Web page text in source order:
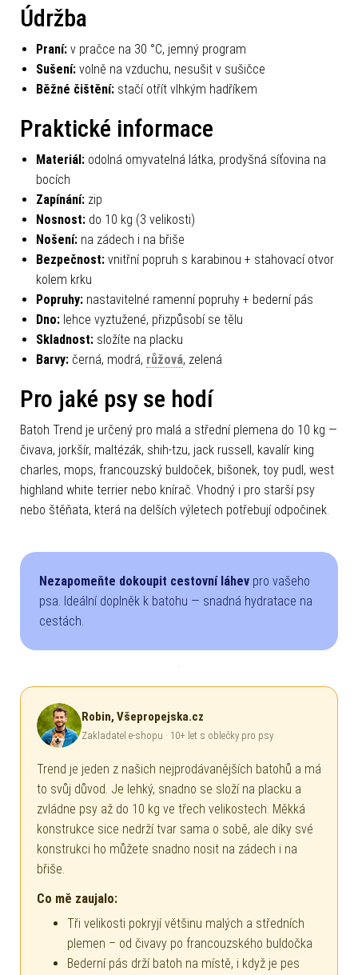
Údržba
Praní: v pračce na 30 °C, jemný program
Sušení: volně na vzduchu, nesušit v sušičce
Běžné čištění: stačí otřít vlhkým hadříkem
Praktické informace
Materiál: odolná omyvatelná látka, prodyšná síťovina na
bocích
Zapínání: zip
Nosnost: do 10 kg (3 velikosti)
Nošení: na zádech i na břiše
Bezpečnost: vnitřní popruh s karabinou + stahovací otvor
kolem krku
Popruhy: nastavitelné ramenní popruhy + bederní pás
Dno: lehce vyztužené, přizpůsobí se tělu
Skladnost: složíte na placku
Barvy: černá, modrá, růžová, zelená
Pro jaké psy se hodí
Batoh Trend je určený pro malá a střední plemena do 10 kg —
čivava, jorkšír, maltézák, shih-tzu, jack russell, kavalír king
charles, mops, francouzský buldoček, bišonek, toy pudl, west
highland white terrier nebo knírač. Vhodný i pro starší psy
nebo štěňata, která na delších výletech potřebují odpočinek.
Nezapomeňte dokoupit cestovní láhev pro vašeho
psa. Ideální doplněk k batohu — snadná hydratace na
cestách.
Robin, Všepropejska.cz
Trend je jeden z našich nejprodávanějších batohů a má
to svůj důvod. Je lehký, snadno se složí na placku a
zvládne psy až do 10 kg ve třech velikostech. Měkká
konstrukce sice nedrží tvar sama o sobě, ale díky své
konstrukci ho můžete snadno nosit na zádech i na
Co mě zaujalo:
Tři velikosti pokryjí většinu malých a středních
plemen – od čivavy po francouzského buldočka